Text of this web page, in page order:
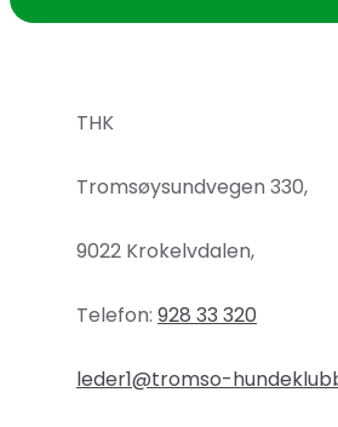
THK
Tromsøysundvegen 330,
9022 Krokelvdalen,
Telefon: 928 33 320
leder1@tromso-